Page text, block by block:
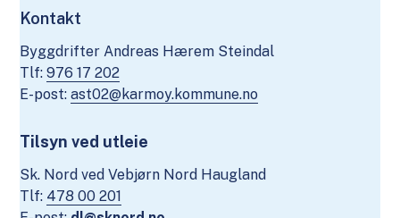
Kontakt
Byggdrifter Andreas Hærem Steindal
Tlf:976 17 202
E-post:ast02@karmoy.kommune.no
Tilsyn ved utleie
Sk. Nord ved Vebjørn Nord Haugland
Tlf: 478 00 201